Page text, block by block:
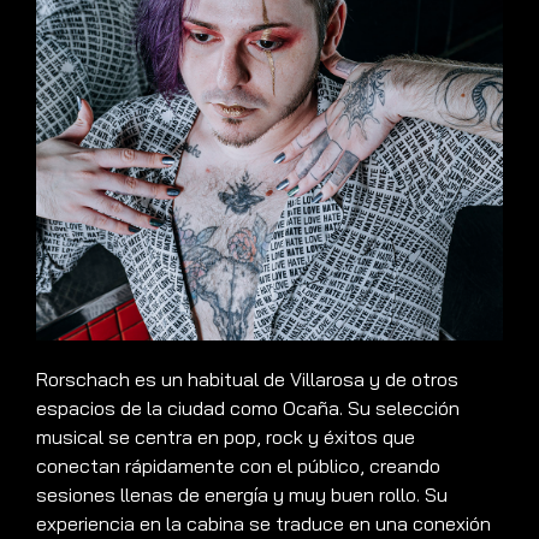
Rorschach es un habitual de Villarosa y de otros
espacios de la ciudad como Ocaña. Su selección
musical se centra en pop, rock y éxitos que
conectan rápidamente con el público, creando
sesiones llenas de energía y muy buen rollo. Su
experiencia en la cabina se traduce en una conexión